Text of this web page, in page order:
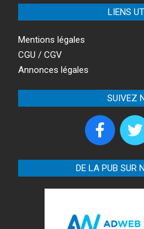
LIENS
Mentions légales
CGU / CGV
Annonces légales
SUIVEZ
DE LA PUB SUR